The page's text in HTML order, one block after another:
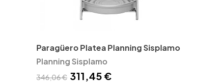
Paragüero Platea Planning Sisplamo
Planning Sisplamo
346,06 € 311,45 €